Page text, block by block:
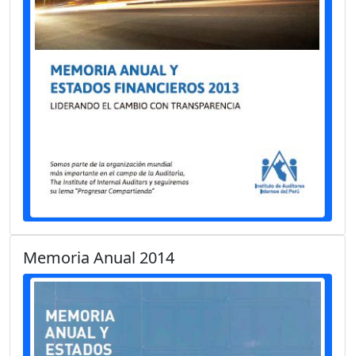
Memoria Anual 2014